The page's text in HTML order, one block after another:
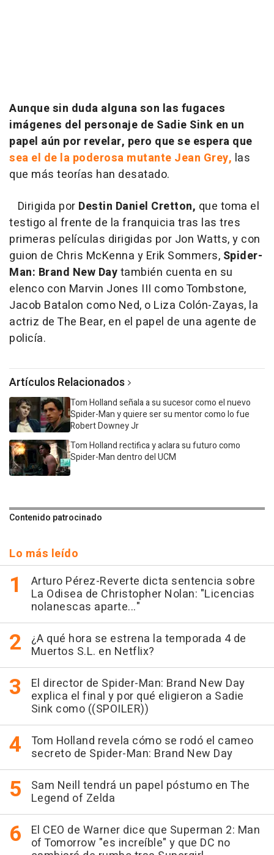
Aunque sin duda alguna son las fugaces
imágenes del personaje de Sadie Sink en un
papel aún por revelar, pero que se espera que
sea el de la poderosa mutante Jean Grey, las
que más teorías han desatado.
Dirigida por Destin Daniel Cretton, que toma el
testigo al frente de la franquicia tras las tres
primeras películas dirigidas por Jon Watts, y con
guion de Chris McKenna y Erik Sommers, Spider-
Man: Brand New Daytambién cuenta en su
elenco con Marvin Jones III como Tombstone,
Jacob Batalon como Ned, o Liza Colón-Zayas, la
actriz de The Bear, en el papel de una agente de
policía.
Artículos Relacionados
Tom Holland señala a su sucesor como el nuevo
Spider-Man y quiere ser su mentor como lo fue
Robert Downey Jr
Tom Holland rectifica y aclara su futuro como
Spider-Man dentro del UCM
Contenido patrocinado
Lo más leído
Arturo Pérez-Reverte dicta sentencia sobre
La Odisea de Christopher Nolan: "Licencias
nolanescas aparte..."
¿A qué hora se estrena la temporada 4 de
Muertos S.L. en Netflix?
El director de Spider-Man: Brand New Day
explica el final y por qué eligieron a Sadie
Sink como ((SPOILER))
Tom Holland revela cómo se rodó el cameo
secreto de Spider-Man: Brand New Day
Sam Neill tendrá un papel póstumo en The
Legend of Zelda
El CEO de Warner dice que Superman 2: Man
of Tomorrow "es increíble" y que DC no